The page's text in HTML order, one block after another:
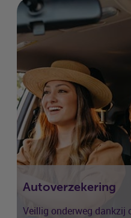
Autoverzekering
Veillig onderweg dankzij